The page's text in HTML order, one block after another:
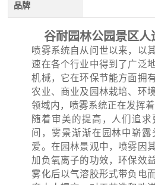
品牌
谷耐园林公园景区人
喷雾系统自从问世以来，以
速在各个行业中得到了广泛
机械，它在环保节能方面拥
农业、商业及园林栽培、环
领域内，喷雾系统正在发挥
随着审美的提高，人们追
间，雾景渐渐在园林中崭
爱。在园林景观中，喷雾因
加负氧离子的功效，环保效
雾化后以气溶胶形式带负电